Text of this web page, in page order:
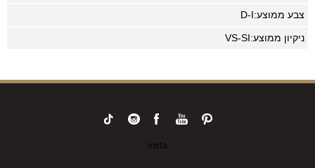
צבע ממוצע:D-I
ניקיון ממוצע:VS-SI
insta